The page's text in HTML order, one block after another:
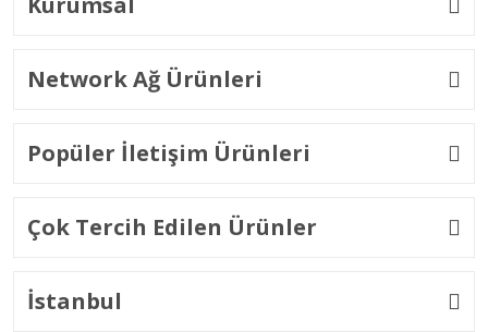
Network Ağ Ürünleri
Popüler İletişim Ürünleri
Çok Tercih Edilen Ürünler
İstanbul